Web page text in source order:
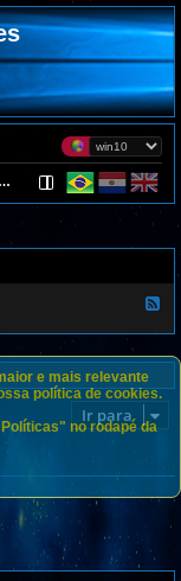
K Series Avalink (Team Gost)
-
5
Ir para
e mais relevante
política de cookies.
no rodapé da